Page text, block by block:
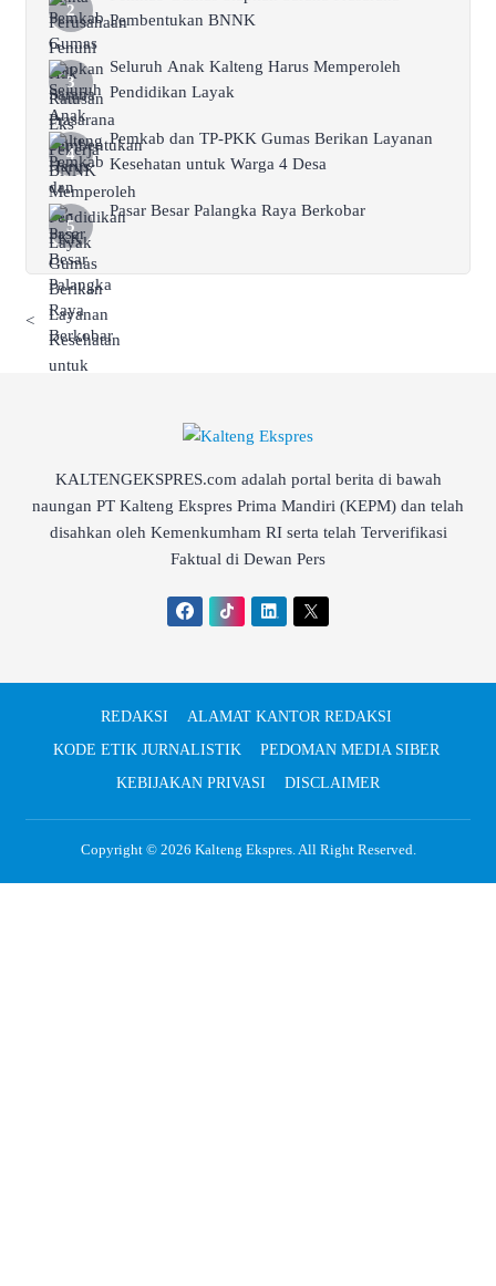
Pembentukan BNNK
Seluruh Anak Kalteng Harus Memperoleh
Pendidikan Layak
Pemkab dan TP-PKK Gumas Berikan Layanan
Kesehatan untuk Warga 4 Desa
Pasar Besar Palangka Raya Berkobar
<
KALTENGEKSPRES.com adalah portal berita di bawah
naungan PT Kalteng Ekspres Prima Mandiri (KEPM) dan telah
disahkan oleh Kemenkumham RI serta telah Terverifikasi
Faktual di Dewan Pers
REDAKSI
ALAMAT KANTOR REDAKSI
KODE ETIK JURNALISTIK
PEDOMAN MEDIA SIBER
KEBIJAKAN PRIVASI
DISCLAIMER
Copyright © 2026 Kalteng Ekspres. All Right Reserved.